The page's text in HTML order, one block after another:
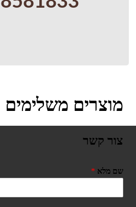
מוצרים משלימים
צור קשר
שם מלא *